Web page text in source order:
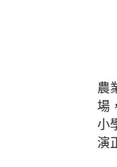
農
場
小
演